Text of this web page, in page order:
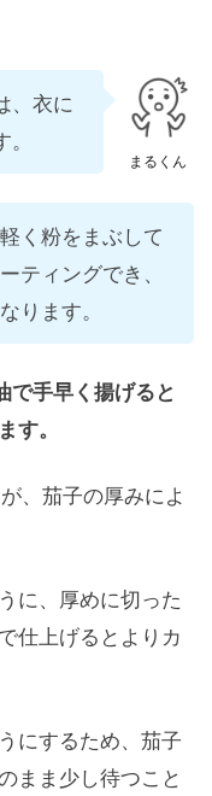
まるくん
、衣に
く粉をまぶして
ティングでき、
ります。
手早く揚げると
す。
、茄子の厚みによ
に、厚めに切った
仕上げるとよりカ
にするため、茄子
まま少し待つこと